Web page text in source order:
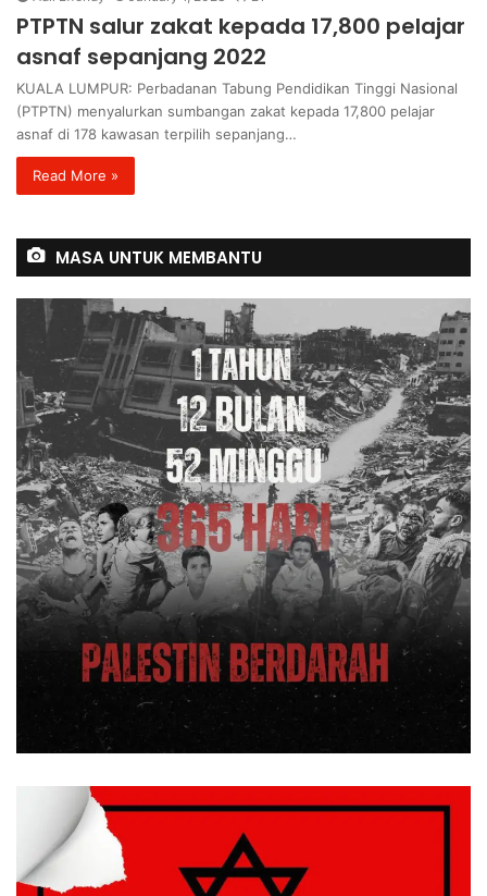
PTPTN salur zakat kepada 17,800 pelajar
asnaf sepanjang 2022
KUALA LUMPUR: Perbadanan Tabung Pendidikan Tinggi Nasional
(PTPTN) menyalurkan sumbangan zakat kepada 17,800 pelajar
asnaf di 178 kawasan terpilih sepanjang…
Read More »
MASA UNTUK MEMBANTU